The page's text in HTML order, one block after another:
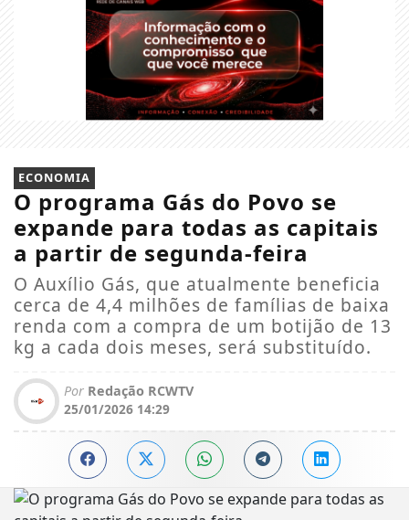
ECONOMIA
O programa Gás do Povo se
expande para todas as capitais
a partir de segunda-feira
O Auxílio Gás, que atualmente beneficia
cerca de 4,4 milhões de famílias de baixa
renda com a compra de um botijão de 13
kg a cada dois meses, será substituído.
Por Redação RCWTV
25/01/2026 14:29